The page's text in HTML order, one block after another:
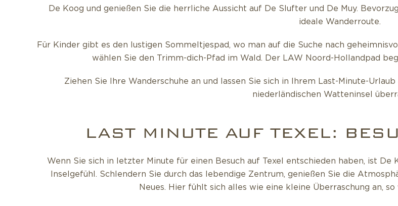
De Koog und genießen Sie die herrliche Aussicht auf De Slufter und De Muy.
ideale Wanderroute.
Für Kinder gibt es den lustigen Sommeltjespad, wo man auf die Suche nach
wählen Sie den Trimm-dich-Pfad im Wald. Der LAW Noord-Hollandpad
Ziehen Sie Ihre Wanderschuhe an und lassen Sie sich in Ihrem Last-Minute-
niederländischen Watteninsel
LAST MINUTE AUF TEXEL:
Wenn Sie sich in letzter Minute für einen Besuch auf Texel entschieden haben, ist
Inselgefühl. Schlendern Sie durch das lebendige Zentrum, genießen Sie die
Neues. Hier fühlt sich alles wie eine kleine Überraschung an,